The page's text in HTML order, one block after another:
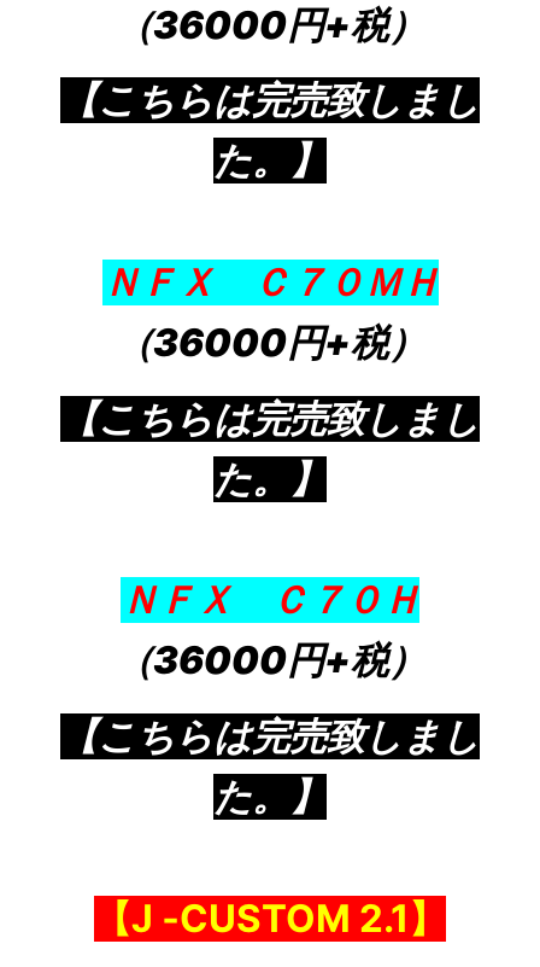
（36000円+税）
【こちらは完売致しまし
た。】
ＮＦＸ Ｃ７０ＭＨ
（36000円+税）
【こちらは完売致しまし
た。】
ＮＦＸ Ｃ７０Ｈ
（36000円+税）
【こちらは完売致しまし
た。】
【J ‐CUSTOM 2.1】